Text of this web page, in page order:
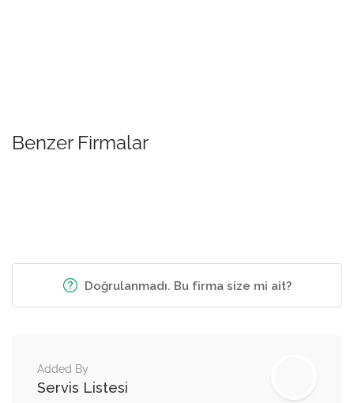
Benzer Firmalar
Doğrulanmadı. Bu firma size mi ait?
Added By
Servis Listesi